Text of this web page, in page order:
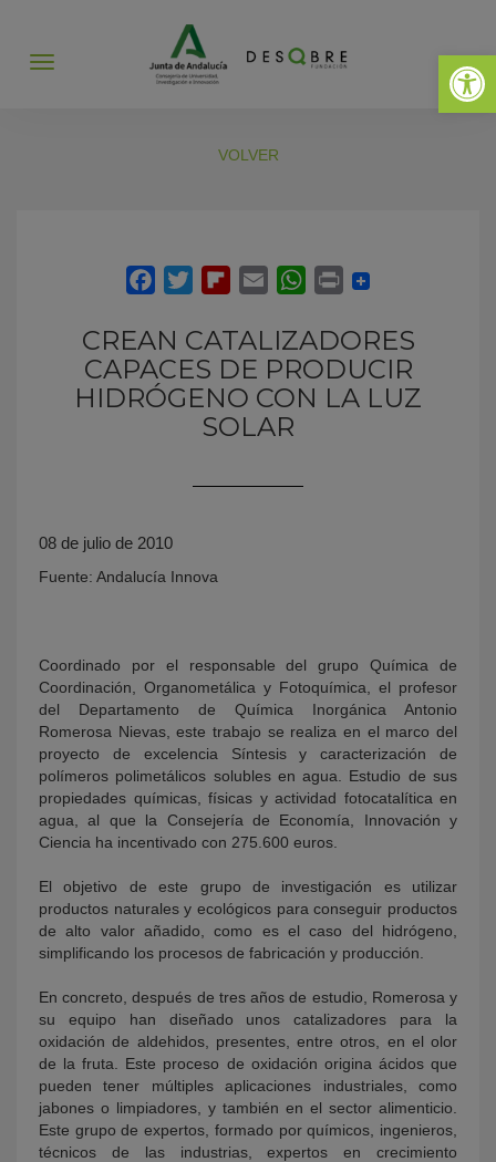
Abrir
Abrir
VOLVER
CREAN CATALIZADORES
CAPACES DE PRODUCIR
HIDRÓGENO CON LA LUZ
SOLAR
08 de julio de 2010
Fuente: Andalucía Innova
Coordinado por el responsable del grupo Química de
Coordinación, Organometálica y Fotoquímica, el profesor
del Departamento de Química Inorgánica Antonio
Romerosa Nievas, este trabajo se realiza en el marco del
proyecto de excelencia Síntesis y caracterización de
polímeros polimetálicos solubles en agua. Estudio de sus
propiedades químicas, físicas y actividad fotocatalítica en
agua, al que la Consejería de Economía, Innovación y
Ciencia ha incentivado con 275.600 euros.
El objetivo de este grupo de investigación es utilizar
productos naturales y ecológicos para conseguir productos
de alto valor añadido, como es el caso del hidrógeno,
simplificando los procesos de fabricación y producción.
En concreto, después de tres años de estudio, Romerosa y
su equipo han diseñado unos catalizadores para la
oxidación de aldehidos, presentes, entre otros, en el olor
de la fruta. Este proceso de oxidación origina ácidos que
pueden tener múltiples aplicaciones industriales, como
jabones o limpiadores, y también en el sector alimenticio.
Este grupo de expertos, formado por químicos, ingenieros,
técnicos de las industrias, expertos en crecimiento